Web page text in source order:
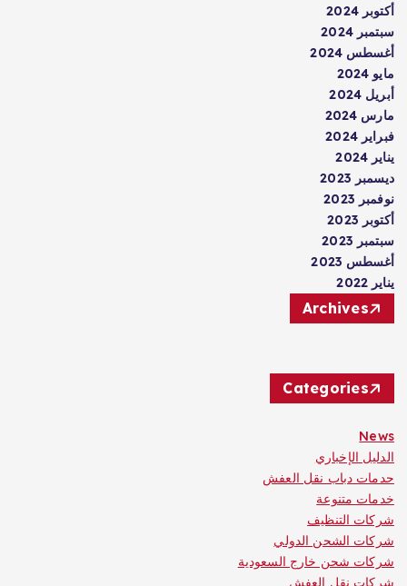
أكتوبر 2024
سبتمبر 2024
أغسطس 2024
مايو 2024
أبريل 2024
مارس 2024
فبراير 2024
يناير 2024
ديسمبر 2023
نوفمبر 2023
أكتوبر 2023
سبتمبر 2023
أغسطس 2023
يناير 2022
Archives
Categories
News
الدليل الإخباري
حدمات دباب نقل العفش
خدمات متنوعة
شركات التنظيف
شركات الشحن الدولي
شركات شحن خارج السعودية
شركات نقل العفش